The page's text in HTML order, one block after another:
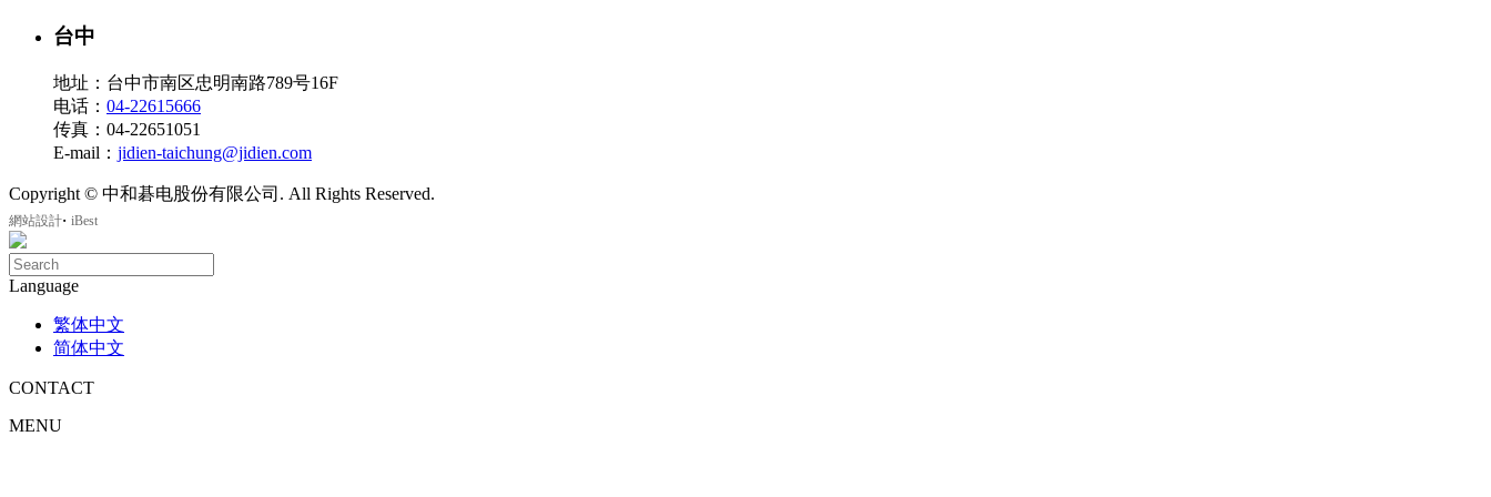
台中
地址：台中市南区忠明南路789号16F
电话： 04-22615666
传真：04-22651051
E-mail： jidien-taichung@jidien.com
Copyright © 中和碁电股份有限公司. All Rights Reserved.
網站設計‧ iBest
Language
繁体中文
简体中文
CONTACT
MENU